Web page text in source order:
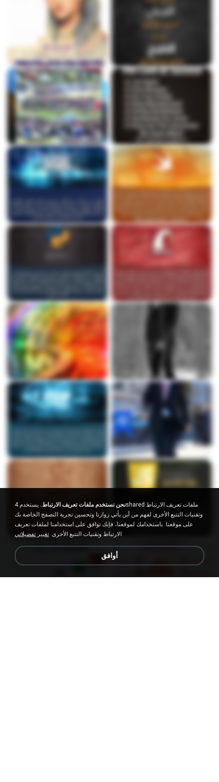
نحن نستخدم ملفات تعريف الارتباط.
يستخدم 4shared ملفات تعريف الارتباط
وتقنيات التتبع الأخرى لفهم من أين يأتي زوارنا وتحسين تجربة التصفح الخاصة بك
على موقعنا. باستخدامك لموقعنا، فإنك توافق على استخدامنا لملفات تعريف
الارتباط وتقنيات التتبع الأخرى. تغيير تفضيلاتي
أوافق